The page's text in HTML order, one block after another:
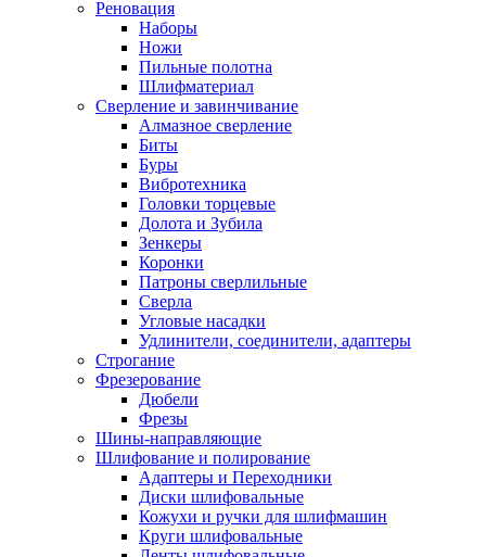
Реновация
Наборы
Ножи
Пильные полотна
Шлифматериал
Сверление и завинчивание
Алмазное сверление
Биты
Буры
Вибротехника
Головки торцевые
Долота и Зубила
Зенкеры
Коронки
Патроны сверлильные
Сверла
Угловые насадки
Удлинители, соединители, адаптеры
Строгание
Фрезерование
Дюбели
Фрезы
Шины-направляющие
Шлифование и полирование
Адаптеры и Переходники
Диски шлифовальные
Кожухи и ручки для шлифмашин
Круги шлифовальные